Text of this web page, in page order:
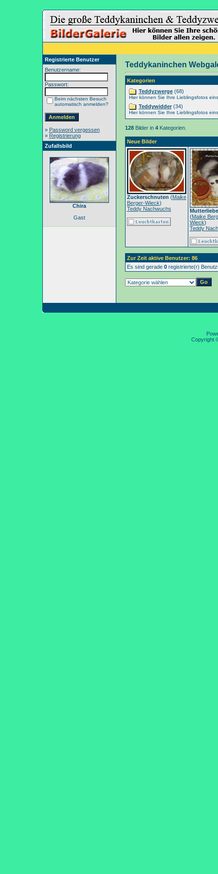
Registrierte Benutzer
Benutzername:
Passwort:
Beim nächsten Besuch
automatisch anmelden?
» Password vergessen
» Registrierung
Zufallsbild
Chira
Gast
Teddykaninchen
Kategorien
Teddyzwerge(68)
Hier können Sie Ihre Lieblingsfotos
Teddywidder(34)
Hier können Sie Ihre Lieblingsfotos
128Bilder in 4Kategorien.
Neue Bilder
Zuckerschnuten (Maike
Berger-Wieck)
Teddy Nachwuchs
Mutterliebe
(Maike
Wieck)
Teddy
Zur Zeit aktive Benutzer: 86
Es sind gerade 0registrierte(r)
Copyright